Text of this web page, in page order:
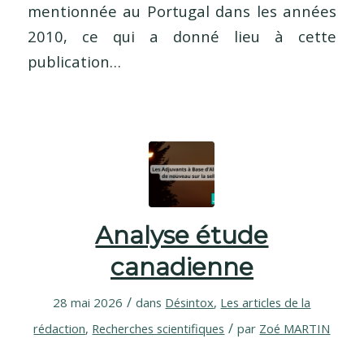
mentionnée au Portugal dans les années
2010, ce qui a donné lieu à cette
publication…
Analyse étude
canadienne
28 mai 2026 / dans Désintox, Les articles de la
rédaction, Recherches scientifiques / par Zoé MARTIN